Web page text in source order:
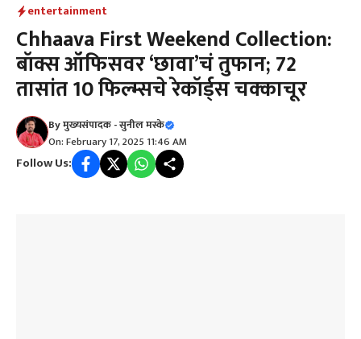
entertainment
Chhaava First Weekend Collection:
बॉक्स ऑफिसवर ‘छावा’चं तुफान; 72
तासांत 10 फिल्म्सचे रेकॉर्ड्स चक्काचूर
Byमुख्यसंपादक - सुनील मस्के
On: February 17, 2025 11:46 AM
Follow Us: